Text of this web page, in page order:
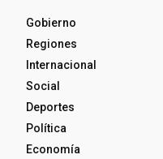
Gobierno
Regiones
Internacional
Social
Deportes
Política
Economía